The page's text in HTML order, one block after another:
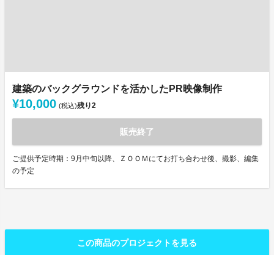
建築のバックグラウンドを活かしたPR映像制作
¥10,000 (税込)残り2
販売終了
ご提供予定時期：9月中旬以降、ＺＯＯＭにてお打ち合わせ後、撮影、編集
の予定
この商品のプロジェクトを見る